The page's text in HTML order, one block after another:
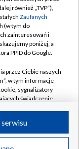
likwidacji
również „TVP”),
Zaufanych
(w tym do
zainteresowań i
poniżej, a
PPID do Google.
przez Ciebie naszych
w tym informacje
sygnalizatory
świadczenie
przez Ciebie